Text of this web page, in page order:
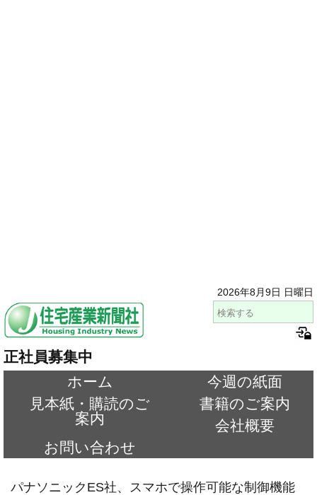
2026年8月9日 日曜日
正社員募集中
ホーム
今週の紙面
見本紙・購読のご
案内
書籍のご案内
会社概要
お問い合わせ
パナソニックES社、スマホで操作可能な制御機能